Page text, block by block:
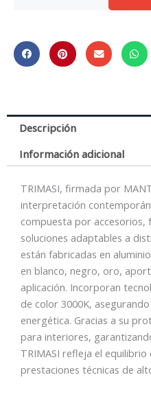
L
7W
cantidad
Descripción
Información adicional
TRIMASI, firmada por
interpretación
compuesta por accesorios,
soluciones adaptables a
están fabricadas en
en blanco, negro, oro,
aplicación. Incorporan
de color 3000K,
energética. Gracias a su
para interiores,
TRIMASI refleja el
prestaciones técnicas de